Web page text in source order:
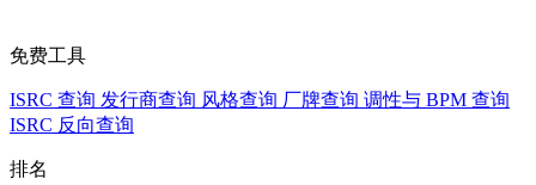
免费工具
ISRC 查询 发行商查询 风格查询 厂牌查询 调性与 BPM 查询
ISRC 反向查询
排名